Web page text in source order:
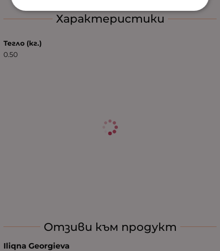
Характеристики
Тегло (кг.)
0.50
Отзиви към продукт
Iliqna Georgieva